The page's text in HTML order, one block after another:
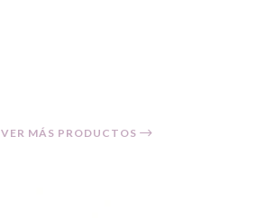
VER MÁS PRODUCTOS